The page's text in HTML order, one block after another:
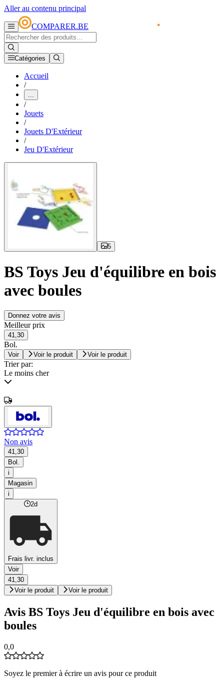
Aller au contenu principal
COMPARER.BE
Catégories
Accueil
/
...
/
Jouets
/
Jouets D'Extérieur
/
Jeu D'Extérieur
5
BS Toys Jeu d'équilibre en bois
avec boules
Donnez votre avis
Meilleur prix
41,30
Bol.
Voir Voir le produit Voir le produit
Trier par:
Le moins cher
Non avis
41,30
Bol.
i
Magasin
i
2d
Frais livr. inclus
Voir
41,30
Voir le produit
Voir le produit
Avis BS Toys Jeu d'équilibre en bois avec
boules
0,0
Soyez le premier à écrire un avis pour ce produit